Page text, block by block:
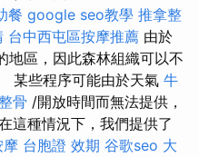
餐 google seo教學 推拿整
台中西屯區按摩推薦 由於
地區，因此森林組織可以不
某些程序可能由於天氣 牛
骨 /開放時間而無法提供，
這種情況下，我們提供了
摩 台胞證 效期 谷歌seo 大